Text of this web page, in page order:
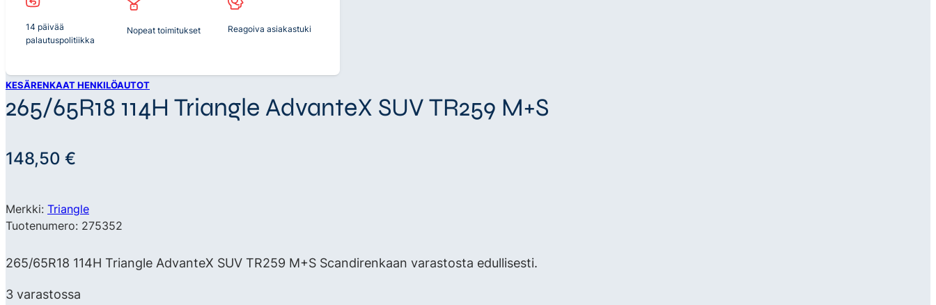
14 päivää
palautuspolitiikka
Nopeat toimitukset Reagoiva asiakastuki
KESÄRENKAAT HENKILÖAUTOT
265/65R18 114H Triangle AdvanteX SUV TR259 M+S
148,50 €
Merkki: Triangle
Tuotenumero: 275352
265/65R18 114H Triangle AdvanteX SUV TR259 M+S Scandirenkaan varastosta edullisesti.
3 varastossa